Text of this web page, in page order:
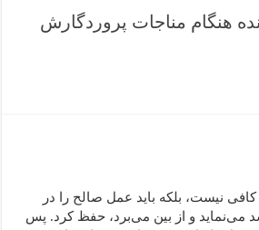
هنگام مناجات پروردگارش
نیست، بلکه باید عمل صالح را در
می‌نماید و از بین می‌برد، حفظ کرد. پس